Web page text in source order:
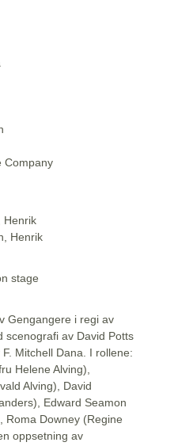
Company
Henrik
Henrik
stage
Gengangere i regi av
scenografi av David Potts
Mitchell Dana. I rollene:
Helene Alving),
Alving), David
Edward Seamon
Roma Downey (Regine
oppsetning av